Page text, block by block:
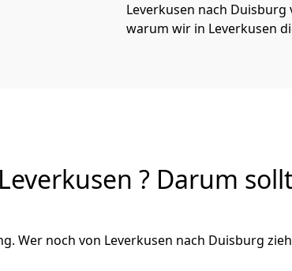
Leverkusen nach
warum wir in Leverkusen
? Darum
Wer noch von Leverkusen nach Duisburg